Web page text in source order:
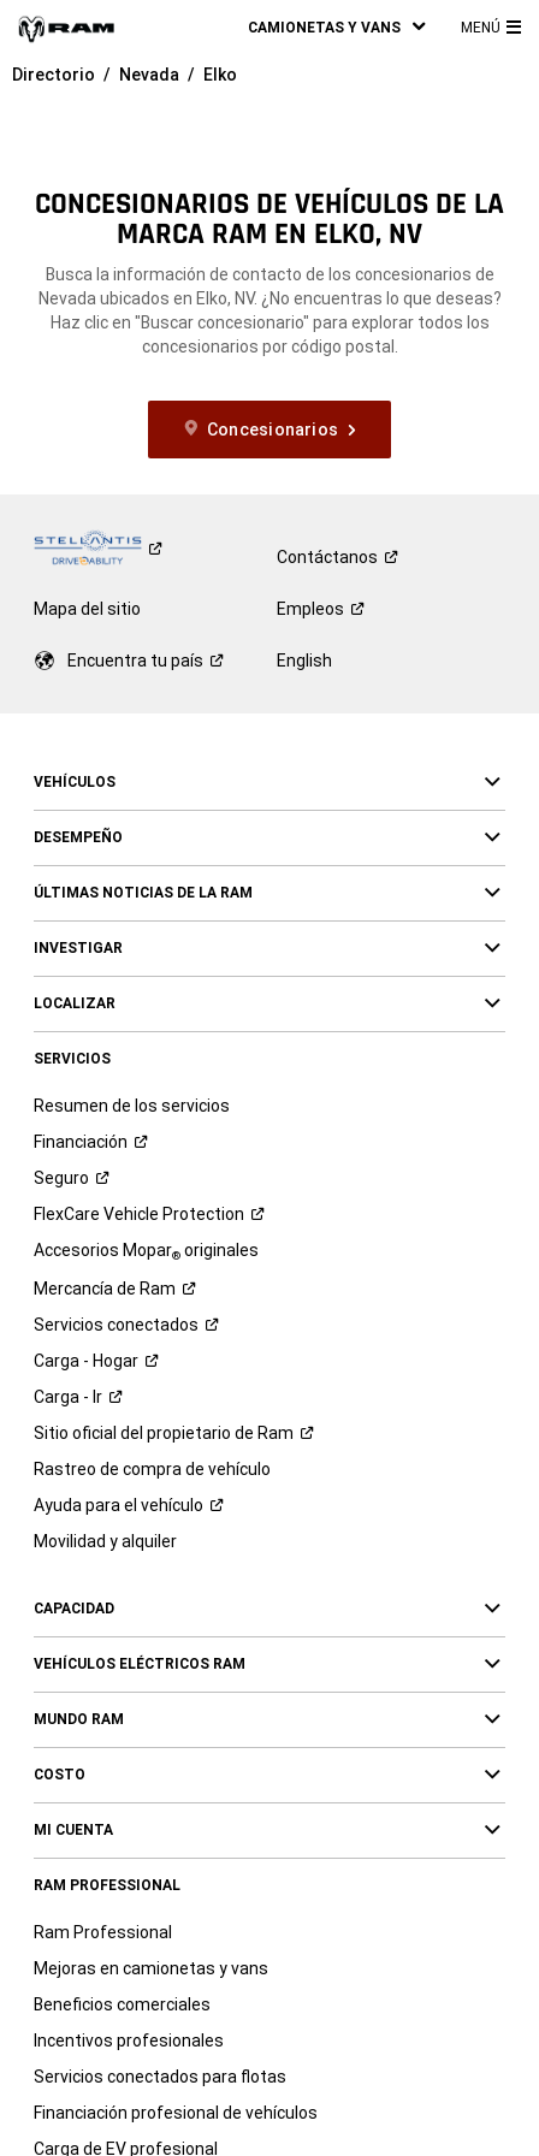
CAMIONETAS Y VANS MENÚ
Directorio Nevada Elko
CONCESIONARIOS DE VEHÍCULOS DE LA
MARCA RAM EN ELKO, NV
Busca la información de contacto de los concesionarios de
Nevada ubicados en Elko, NV. ¿No encuentras lo que deseas?
Haz clic en "Buscar concesionario" para explorar todos los
concesionarios por código postal.
Concesionarios
Contáctanos
Mapa del sitio Empleos
Encuentra tu país English
VEHÍCULOS
DESEMPEÑO
ÚLTIMAS NOTICIAS DE LA RAM
INVESTIGAR
LOCALIZAR
SERVICIOS
Resumen de los servicios
Financiación
Seguro
FlexCare Vehicle Protection
Accesorios Mopar®originales
Mercancía de Ram
Servicios conectados
Carga - Hogar
Carga - Ir
Sitio oficial del propietario de Ram
Rastreo de compra de vehículo
Ayuda para el vehículo
Movilidad y alquiler
CAPACIDAD
VEHÍCULOS ELÉCTRICOS RAM
MUNDO RAM
COSTO
MI CUENTA
RAM PROFESSIONAL
Ram Professional
Mejoras en camionetas y vans
Beneficios comerciales
Incentivos profesionales
Servicios conectados para flotas
Financiación profesional de vehículos
Carga de EV profesional